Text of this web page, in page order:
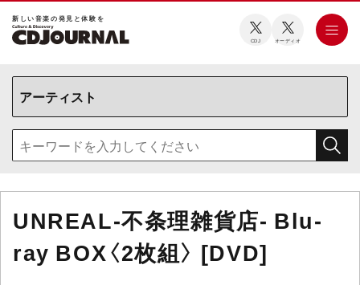
新しい⾳楽の発⾒と体験を
CDJ オーディオ
UNREAL-不条理雑貨店- Blu-
ray BOX〈2枚組〉 [DVD]